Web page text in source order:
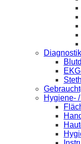
Diagnostik
Hygiene-